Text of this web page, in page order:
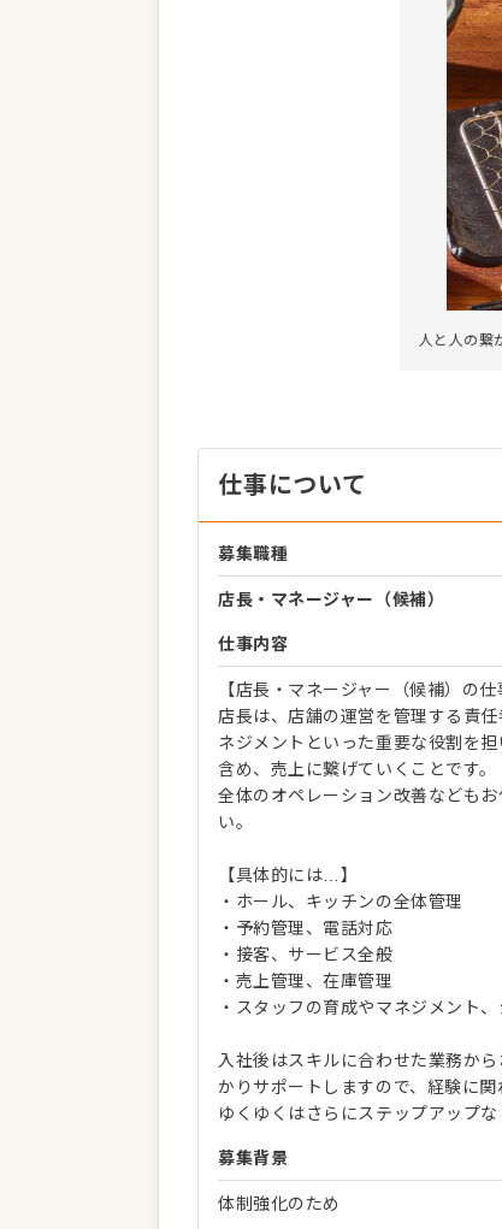
人と人の繋
仕事について
募集職種
店長・マネージャー（候補）
仕事内容
【店長・マネージャー（候補）の仕
店長は、店舗の運営を管理する責
ネジメントといった重要な役割を
含め、売上に繋げていくことです。
全体のオペレーション改善なども
い。
【具体的には…】
・ホール、キッチンの全体管理
・予約管理、電話対応
・接客、サービス全般
・売上管理、在庫管理
・スタッフの育成やマネジメント
入社後はスキルに合わせた業務か
かりサポートしますので、経験に
ゆくゆくはさらにステップアップな
募集背景
体制強化のため